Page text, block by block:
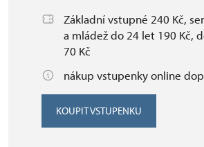
Základní vstupné 240 Kč,
a mládež do 24 let 190 Kč,
70 Kč
nákup vstupenky online
KOUPIT VSTUPENKU